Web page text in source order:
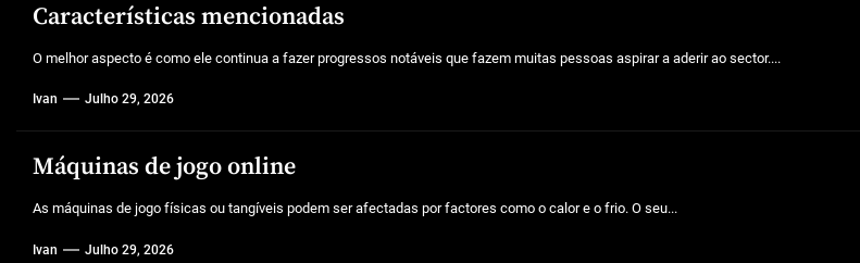
Características mencionadas
O melhor aspecto é como ele continua a fazer progressos notáveis que fazem muitas pessoas aspirar a aderir ao sector....
Ivan Julho 29, 2026
Máquinas de jogo online
As máquinas de jogo físicas ou tangíveis podem ser afectadas por factores como o calor e o frio. O seu...
Ivan Julho 29, 2026